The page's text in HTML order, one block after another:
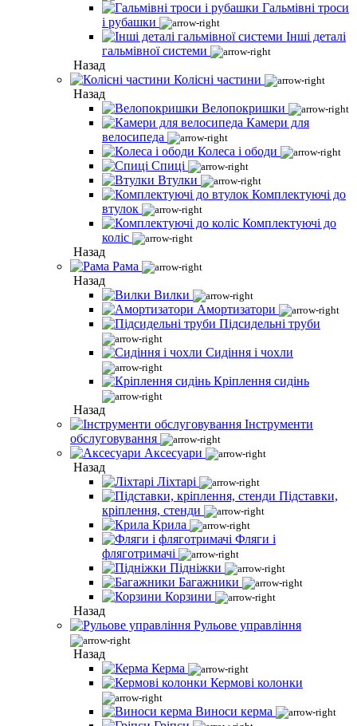
Гальмівні троси
і рубашки
Інші деталі
гальмівної системи
Назад
Колісні частини
Назад
Велопокришки
Камери для
велосипеда
Колеса і ободи
Спиці
Втулки
Комплектуючі до
втулок
Комплектуючі до
коліс
Назад
Рама
Назад
Вилки
Амортизатори
Підсидельні труби
Сидіння і чохли
Кріплення сидінь
Назад
Інструменти
обслуговування
Аксесуари
Назад
Ліхтарі
Підставки,
кріплення, стенди
Крила
Фляги і
фляготримачі
Підніжки
Багажники
Корзини
Назад
Рульове управління
Назад
Керма
Кермові колонки
Виноси керма